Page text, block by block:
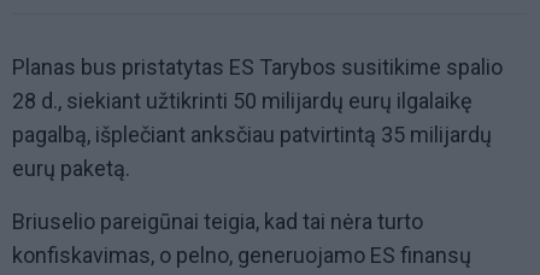
Planas bus pristatytas ES Tarybos susitikime spalio
28 d., siekiant užtikrinti 50 milijardų eurų ilgalaikę
pagalbą, išplečiant anksčiau patvirtintą 35 milijardų
eurų paketą.
Briuselio pareigūnai teigia, kad tai nėra turto
konfiskavimas, o pelno, generuojamo ES finansų